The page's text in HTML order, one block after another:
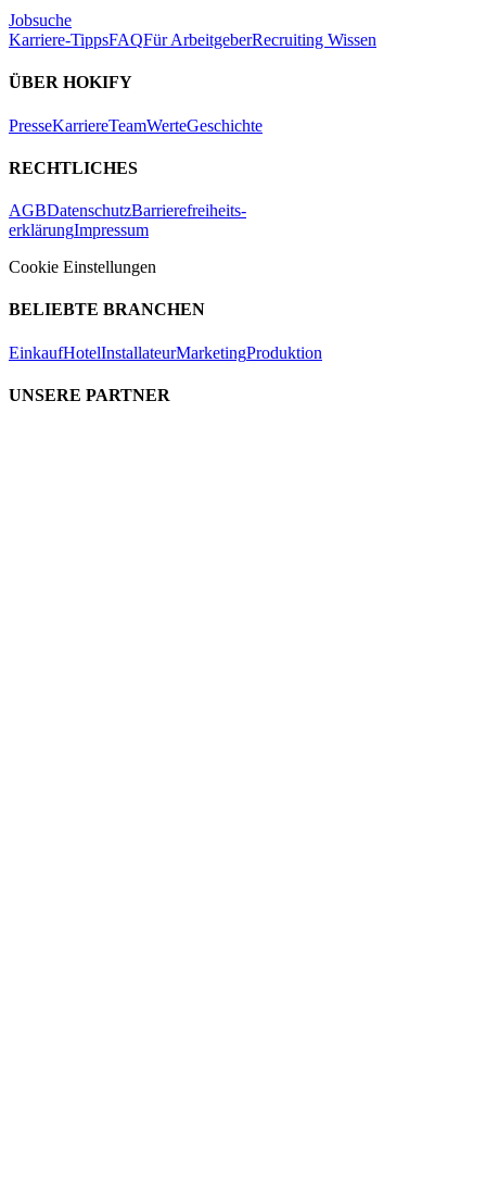
Jobsuche
Karriere-TippsFAQFür ArbeitgeberRecruiting Wissen
ÜBER HOKIFY
PresseKarriereTeamWerteGeschichte
RECHTLICHES
AGBDatenschutzBarrierefreiheits-
erklärungImpressum
Cookie Einstellungen
BELIEBTE BRANCHEN
EinkaufHotelInstallateurMarketingProduktion
UNSERE PARTNER